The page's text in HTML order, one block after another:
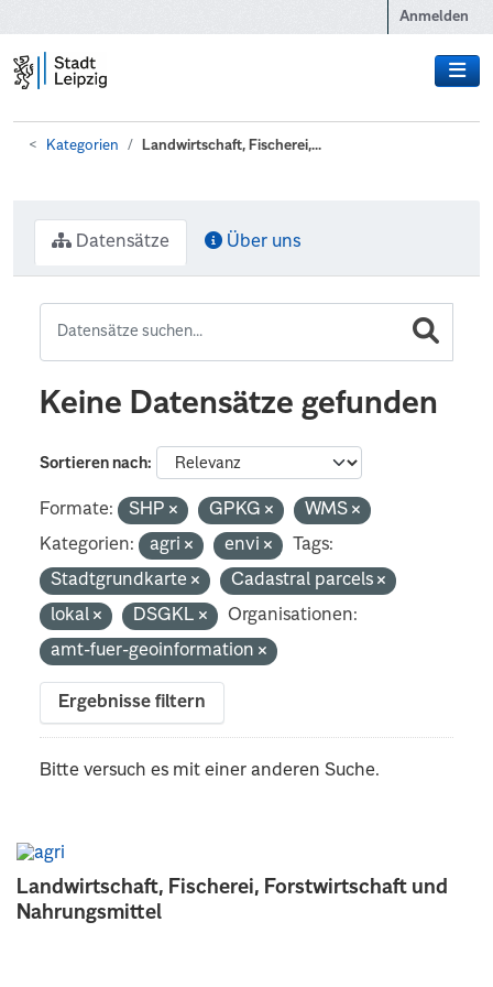
Anmelden
Kategorien Landwirtschaft, Fischerei,...
Landwirtschaft, Fischerei, Forstwirtschaft und
Nahrungsmittel
Datensätze Über uns
Keine Datensätze gefunden
Sortieren nach
Formate: SHP GPKG
WMS
Kategorien:
agri envi
Tags:
Stadtgrundkarte
Cadastral parcels
lokal
DSGKL
Organisationen:
amt-fuer-geoinformation
Ergebnisse filtern
Bitte versuch es mit einer anderen Suche.